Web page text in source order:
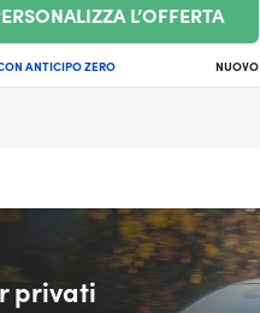
L’OFFERTA
ANTICIPO ZERO NUOVO
privati